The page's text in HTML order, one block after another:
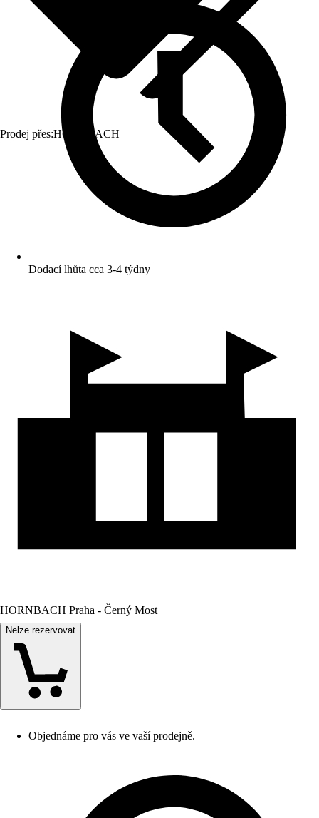
Prodej přes:HORNBACH
Dodací lhůta cca 3-4 týdny
HORNBACH Praha - Černý Most
Nelze rezervovat
Objednáme pro vás ve vaší prodejně.